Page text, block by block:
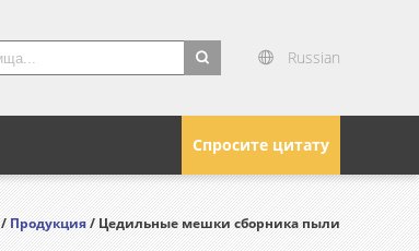
Russian
Спросите цитату
/Продукция/ Цедильные мешки сборника пыли